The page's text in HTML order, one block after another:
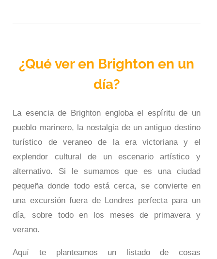
¿Qué ver en Brighton en un
día?
La esencia de Brighton engloba el espíritu de un
pueblo marinero, la nostalgia de un antiguo destino
turístico de veraneo de la era victoriana y el
explendor cultural de un escenario artístico y
alternativo. Si le sumamos que es una ciudad
pequeña donde todo está cerca, se convierte en
una excursión fuera de Londres perfecta para un
día, sobre todo en los meses de primavera y
verano.
Aquí te planteamos un listado de cosas